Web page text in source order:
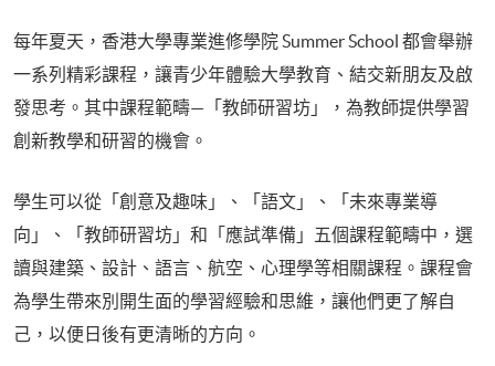
每年夏天，香港大學專業進修學院 Summer School 都會舉辦
一系列精彩課程，讓青少年體驗大學教育、結交新朋友及啟
發思考。其中課程範疇—「教師研習坊」，為教師提供學習
創新教學和研習的機會。
學生可以從「創意及趣味」、「語文」、「未來專業導
向」、「教師研習坊」和「應試準備」五個課程範疇中，選
讀與建築、設計、語言、航空、心理學等相關課程。課程會
為學生帶來別開生面的學習經驗和思維，讓他們更了解自
己，以便日後有更清晰的方向。